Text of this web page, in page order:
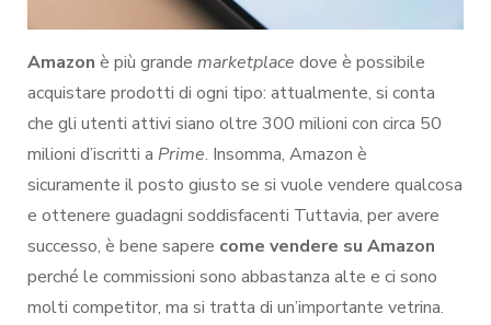
Amazon è più grande marketplace dove è possibile
acquistare prodotti di ogni tipo: attualmente, si conta
che gli utenti attivi siano oltre 300 milioni con circa 50
milioni d’iscritti a Prime. Insomma, Amazon è
sicuramente il posto giusto se si vuole vendere qualcosa
e ottenere guadagni soddisfacenti Tuttavia, per avere
successo, è bene sapere come vendere su Amazon
perché le commissioni sono abbastanza alte e ci sono
molti competitor, ma si tratta di un’importante vetrina.